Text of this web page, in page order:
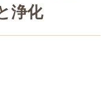
浄化